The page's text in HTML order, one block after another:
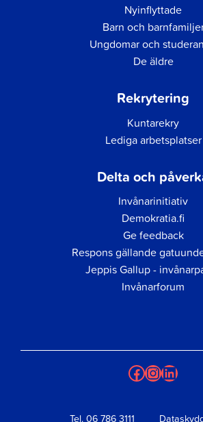
Nyinflyttade
Barn och
Ungdomar och
De äldre
Rekrytering
Kuntarekry
Lediga arbetsplatser
Delta och
Invånarinitiativ
Demokratia.fi
Ge feedback
Respons gällande
Jeppis Gallup -
Invånarforum
Facebook
Instagram
Tel. 06 786 3111